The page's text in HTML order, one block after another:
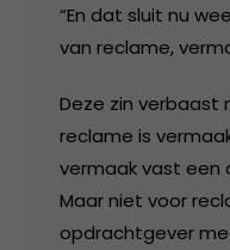
“En dat sluit nu
van reclame,
Deze zin verbaast
reclame is
vermaak vast een
Maar niet voor
opdrachtgever